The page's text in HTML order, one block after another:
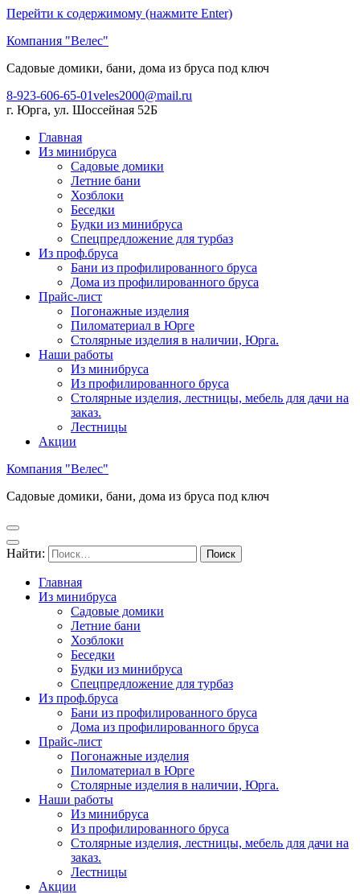
Перейти к содержимому (нажмите Enter)
Компания "Велес"
Садовые домики, бани, дома из бруса под ключ
8-923-606-65-01veles2000@mail.ru
г. Юрга, ул. Шоссейная 52Б
Главная
Из минибруса
Садовые домики
Летние бани
Хозблоки
Беседки
Будки из минибруса
Спецпредложение для турбаз
Из проф.бруса
Бани из профилированного бруса
Дома из профилированного бруса
Прайс-лист
Погонажные изделия
Пиломатериал в Юрге
Столярные изделия в наличии, Юрга.
Наши работы
Из минибруса
Из профилированного бруса
Столярные изделия, лестницы, мебель для дачи на
заказ.
Лестницы
Акции
Компания "Велес"
Садовые домики, бани, дома из бруса под ключ
Найти:
Главная
Из минибруса
Садовые домики
Летние бани
Хозблоки
Беседки
Будки из минибруса
Спецпредложение для турбаз
Из проф.бруса
Бани из профилированного бруса
Дома из профилированного бруса
Прайс-лист
Погонажные изделия
Пиломатериал в Юрге
Столярные изделия в наличии, Юрга.
Наши работы
Из минибруса
Из профилированного бруса
Столярные изделия, лестницы, мебель для дачи на
заказ.
Лестницы
Акции